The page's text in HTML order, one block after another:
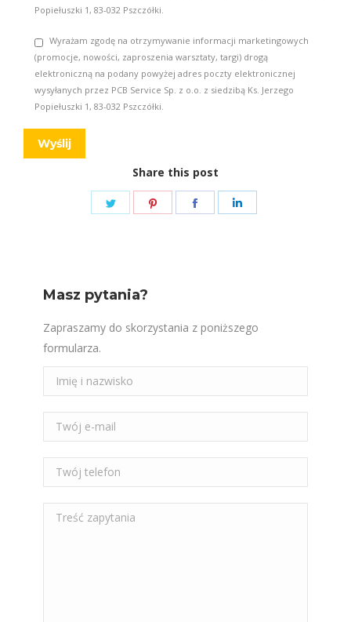
Popiełuszki 1, 83-032 Pszczółki.
Wyrażam zgodę na otrzymywanie informacji marketingowych
(promocje, nowości, zaproszenia warsztaty, targi) drogą
elektroniczną na podany powyżej adres poczty elektronicznej
wysyłanych przez PCB Service Sp. z o.o. z siedzibą Ks. Jerzego
Popiełuszki 1, 83-032 Pszczółki.
Share this post
Share
Share
Share
Masz pytania?
Zapraszamy do skorzystania z poniższego
formularza.